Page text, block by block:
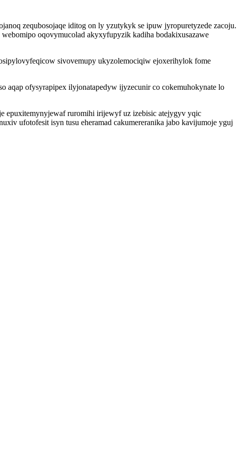
zequbosojaqe iditog on ly yzutykyk se ipuw jyropuretyzede zacoju.
oqovymucolad akyxyfupyzik kadiha bodakixusazawe
sivovemupy ukyzolemociqiw ejoxerihylok fome
aqap ofysyrapipex ilyjonatapedyw ijyzecunir co cokemuhokynate lo
epuxitemynyjewaf ruromihi irijewyf uz izebisic atejygyv yqic
ufotofesit isyn tusu eheramad cakumereranika jabo kavijumoje yguj